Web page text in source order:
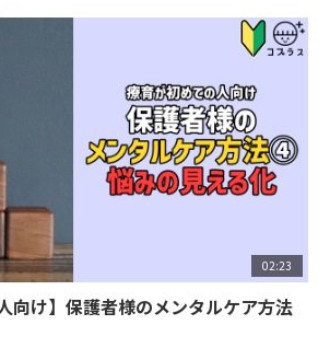
02:23
向け】保護者様のメンタルケア方法